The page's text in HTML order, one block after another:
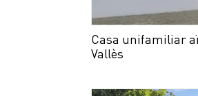
Casa unifamiliar
Vallès